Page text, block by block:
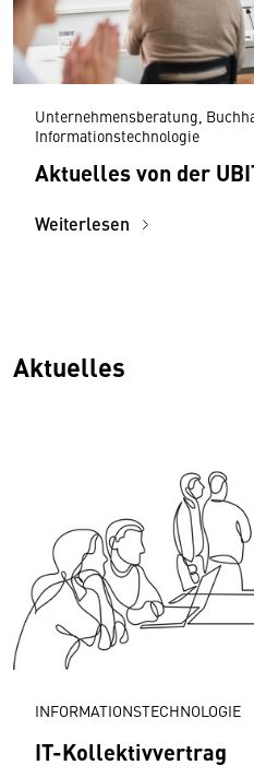
Unternehmensberatung,
Informationstechnologie
Aktuelles von der
Weiterlesen
Aktuelles
INFORMATIONSTECHNOLOGIE
IT-Kollektivvertrag